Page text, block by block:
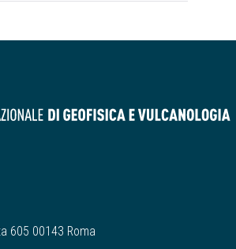
605 00143 Roma